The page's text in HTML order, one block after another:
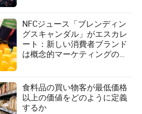
NFCジュース「ブレンディン
グスキャンダル」がエスカレ
ート：新しい消費者ブランド
は概念的マーケティングの罠
食料品の買い物客が最低価格
以上の価値をどのように定義
するか